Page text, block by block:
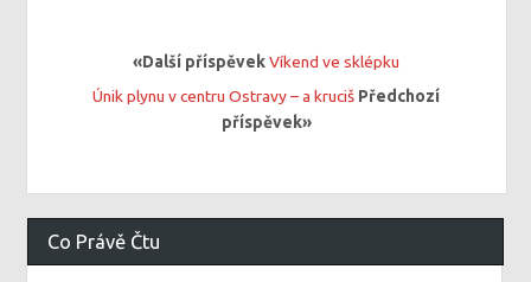
«Další příspěvekVíkend ve sklépku
Únik plynu v centru Ostravy – a kruciš Předchozí
příspěvek»
Co Právě Čtu